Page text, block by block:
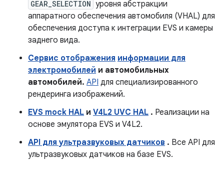
GEAR_SELECTION уровня абстракции
аппаратного обеспечения автомобиля (VHAL) для
обеспечения доступа к интеграции EVS и камеры
заднего вида.
Сервис отображения информации для
электромобилей и автомобильных
автомобилей. API для специализированного
рендеринга изображений.
EVS mock HAL и V4L2 UVC HAL . Реализации на
основе эмулятора EVS и V4L2.
API для ультразвуковых датчиков . Все API для
ультразвуковых датчиков на базе EVS.